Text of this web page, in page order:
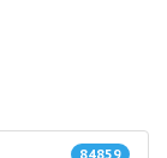
84859